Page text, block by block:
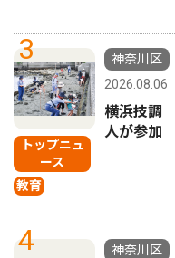
3
トップニュ
ース
教育
神奈川区
2026.08.06
横浜技調
人が参加
4
神奈川区